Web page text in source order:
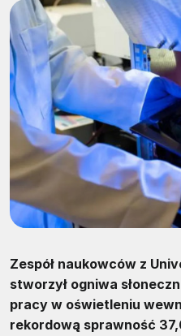
Zespół naukowców z
stworzył ogniwa
pracy w oświetleniu
rekordową sprawność